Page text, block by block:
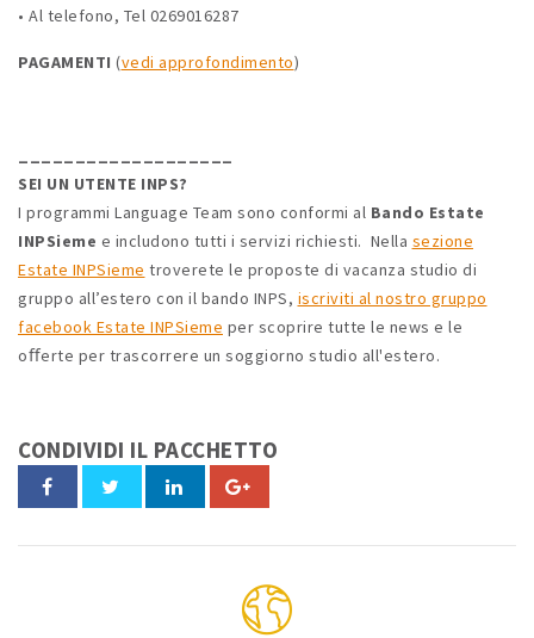
• Al telefono, Tel 0269016287
PAGAMENTI (vedi approfondimento)
SEI UN UTENTE INPS?
I programmi Language Team sono conformi al Bando Estate
INPSieme e includono tutti i servizi richiesti. Nella sezione
Estate INPSieme troverete le proposte di vacanza studio di
gruppo all’estero con il bando INPS, iscriviti al nostro gruppo
facebook Estate INPSieme per scoprire tutte le news e le
oﬀerte per trascorrere un soggiorno studio all'estero.
CONDIVIDI IL PACCHETTO